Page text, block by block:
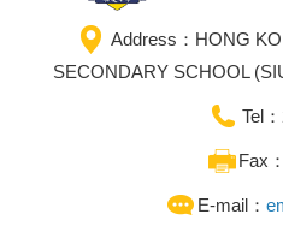
Address：HONG
SECONDARY SCHOOL
Tel
Fax
E-mail：